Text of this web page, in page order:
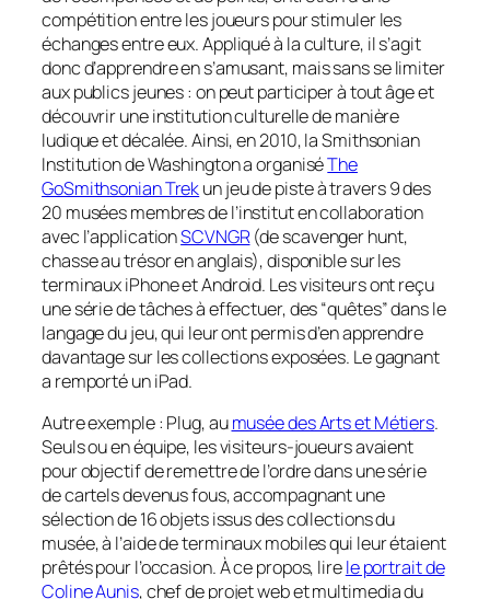
compétition entre les joueurs pour stimuler les
échanges entre eux. Appliqué à la culture, il s’agit
donc d’apprendre en s’amusant, mais sans se limiter
aux publics jeunes : on peut participer à tout âge et
découvrir une institution culturelle de manière
ludique et décalée. Ainsi, en 2010, la Smithsonian
Institution de Washington a organiséThe
GoSmithsonian Trekun jeu de piste à travers 9 des
20 musées membres de l’institut en collaboration
avec l’applicationSCVNGR(descavenger hunt,
chasse au trésor en anglais), disponible sur les
terminaux iPhone et Android. Les visiteurs ont reçu
une série de tâches à effectuer, des “quêtes” dans le
langage du jeu, qui leur ont permis d’en apprendre
davantage sur les collections exposées. Le gagnant
a remporté un iPad.
Autre exemple : Plug, aumusée des Arts et Métiers.
Seuls ou en équipe, les visiteurs-joueurs avaient
pour objectif de remettre de l’ordre dans une série
de cartels devenus fous, accompagnant une
sélection de 16 objets issus des collections du
musée, à l’aide de terminaux mobiles qui leur étaient
prêtés pour l’occasion. À ce propos, lirele portrait de
Coline Aunis, chef de projet web et multimedia du